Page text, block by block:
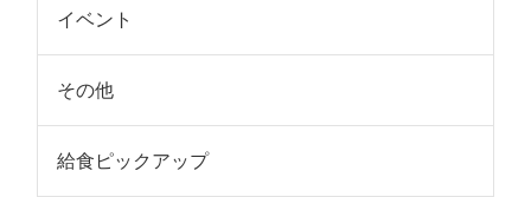
イベント
その他
給食ピックアップ